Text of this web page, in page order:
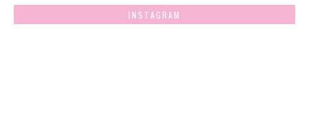
INSTAGRAM